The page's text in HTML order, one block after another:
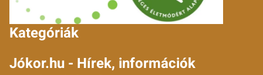
Kategóriák
Jókor.hu - Hírek, információk